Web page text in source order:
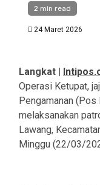
2 min read
24 Maret 2026
Langkat |
Operasi Ketupat,
Pengamanan
melaksanakan
Lawang,
Minggu (22/03/